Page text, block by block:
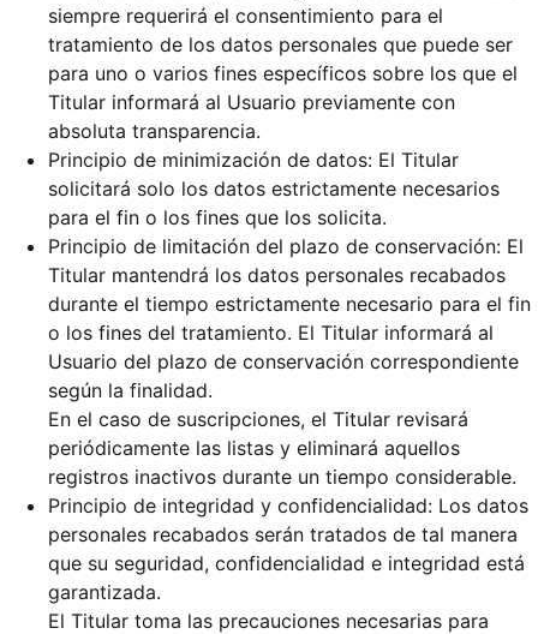
siempre requerirá el consentimiento para el
tratamiento de los datos personales que puede ser
para uno o varios fines específicos sobre los que el
Titular informará al Usuario previamente con
absoluta transparencia.
Principio de minimización de datos: El Titular
solicitará solo los datos estrictamente necesarios
para el fin o los fines que los solicita.
Principio de limitación del plazo de conservación: El
Titular mantendrá los datos personales recabados
durante el tiempo estrictamente necesario para el fin
o los fines del tratamiento. El Titular informará al
Usuario del plazo de conservación correspondiente
según la finalidad.
En el caso de suscripciones, el Titular revisará
periódicamente las listas y eliminará aquellos
registros inactivos durante un tiempo considerable.
Principio de integridad y confidencialidad: Los datos
personales recabados serán tratados de tal manera
que su seguridad, confidencialidad e integridad está
garantizada.
El Titular toma las precauciones necesarias para